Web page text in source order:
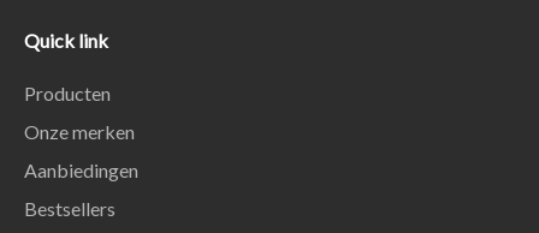
Quick link
Producten
Onze merken
Aanbiedingen
Bestsellers